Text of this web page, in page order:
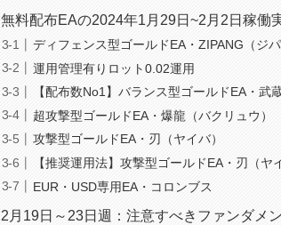
無料配布EAの2024年1月29日~2月2日稼働
ディフェンス型ゴールドEA・ZIPANG（ジパ
運用管理有りロット0.02運用
【配布数No1】バランス型ゴールドEA・武
超攻撃型ゴールドEA・爆龍（バクリュウ）
攻撃型ゴールドEA・刃（ヤイバ）
【推奨運用法】攻撃型ゴールドEA・刃（ヤ
EUR・USD専用EA・コロンブス
2月19日～23日週：注意すべきファンダメ